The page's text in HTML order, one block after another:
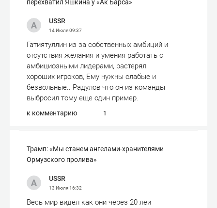
перехватил Яшкина у «Ак Барса»
USSR
14 Июля09:37
Гатиятуллин из за собственных амбиций и
отсутствия желания и умения работать с
амбициозными лидерами, растерял
хороших игроков, Ему нужны слабые и
безвольные.. Радулов что он из команды
выбросил тому еще один пример.
к комментарию 1
Трамп: «Мы станем ангелами-хранителями
Ормузского пролива»
USSR
13 Июля16:32
Весь мир видел как они через 20 леи